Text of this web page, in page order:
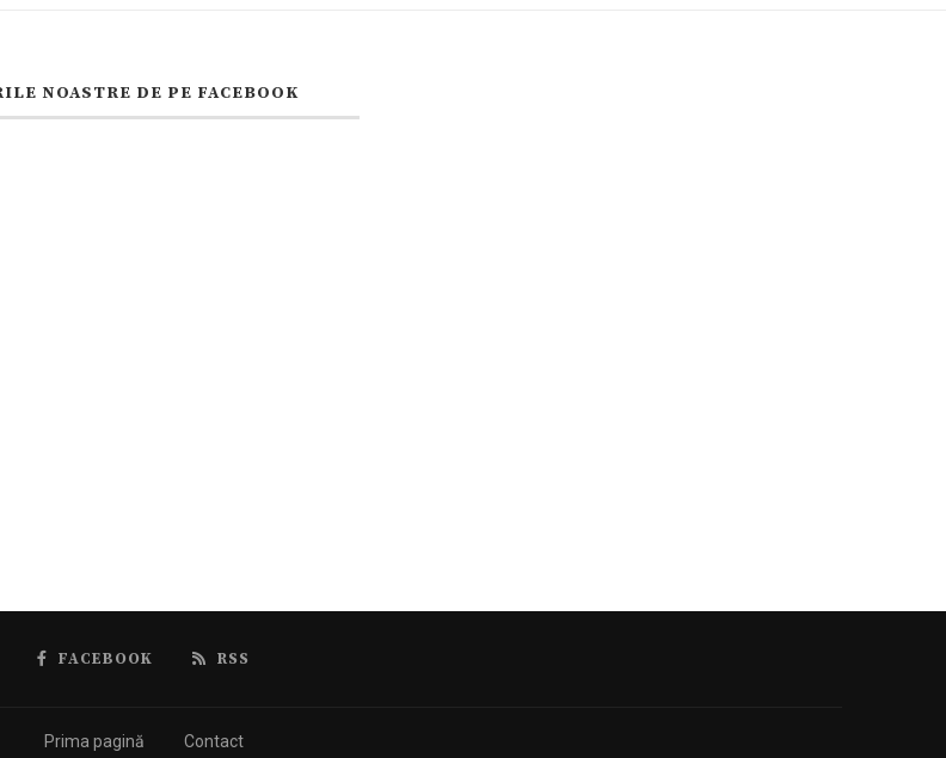
NOASTRE DE PE FACEBOOK
FACEBOOK RSS
Prima pagină Contact